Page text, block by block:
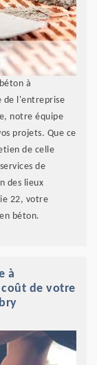
à
de l'entreprise
notre équipe
projets. Que ce
de celle
de
des lieux
22, votre
béton.
à
de votre